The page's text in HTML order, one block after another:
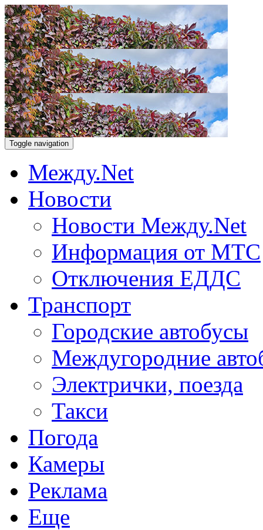
Toggle navigation
Между.Net
Новости
Новости Между.Net
Информация от МТС
Отключения ЕДДС
Транспорт
Городские автобусы
Междугородние
Электрички, поезда
Такси
Погода
Камеры
Реклама
Еще